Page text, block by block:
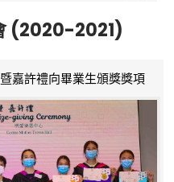
(2020-2021)
嘉許禮向畢業生頒獎獎項